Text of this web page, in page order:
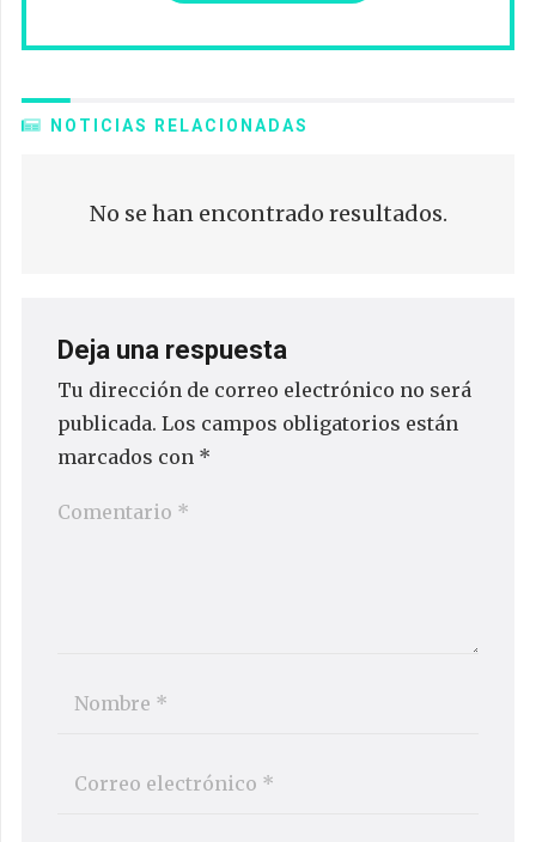
NOTICIAS RELACIONADAS
No se han encontrado resultados.
Deja una respuesta
Tu dirección de correo electrónico no será
publicada. Los campos obligatorios están
marcados con *